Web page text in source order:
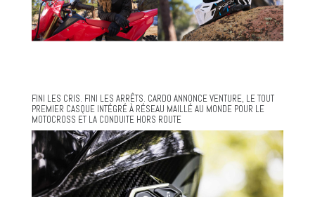
FINI LES CRIS. FINI LES ARRÊTS. CARDO ANNONCE VENTURE, LE TOUT
PREMIER CASQUE INTÉGRÉ À RÉSEAU MAILLÉ AU MONDE POUR LE
MOTOCROSS ET LA CONDUITE HORS ROUTE